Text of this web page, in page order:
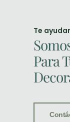
Te
Para